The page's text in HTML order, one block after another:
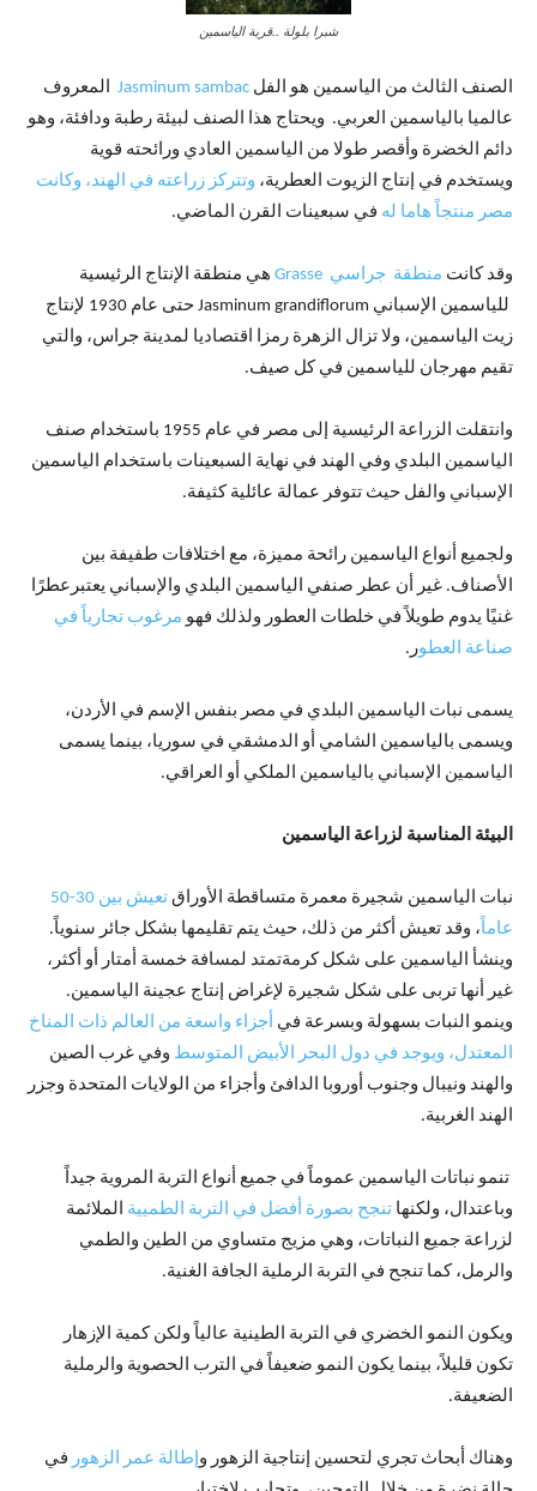
شبرا بلولة ..قرية الياسمين
الصنف الثالث من الياسمين هو الفل Jasminum sambac المعروف
عالميا بالياسمين العربي. ويحتاج هذا الصنف لبيئة رطبة ودافئة، وهو
دائم الخضرة وأقصر طولا من الياسمين العادي ورائحته قوية
ويستخدم في إنتاج الزيوت العطرية، وتتركز زراعته في الهند، وكانت
مصر منتجاً هاما له في سبعينات القرن الماضي.
وقد كانت منطقة جراسي Grasse
هي منطقة الإنتاج الرئيسية
للياسمين الإسباني Jasminum grandiflorum حتى عام 1930 لإنتاج
زيت الياسمين، ولا تزال الزهرة رمزا اقتصاديا لمدينة جراس، والتي
تقيم مهرجان للياسمين في كل صيف.
وانتقلت الزراعة الرئيسية إلى مصر في عام 1955 باستخدام صنف
الياسمين البلدي وفي الهند في نهاية السبعينات باستخدام الياسمين
الإسباني والفل حيث تتوفر عمالة عائلية كثيفة.
ولجميع أنواع الياسمين رائحة مميزة، مع اختلافات طفيفة بين
الأصناف. غير أن عطر صنفي الياسمين البلدي والإسباني يعتبرعطرًا
غنيًا يدوم طويلاً في خلطات العطور ولذلك فهو مرغوب تجارياً في
صناعة العطور.
يسمى نبات الياسمين البلدي في مصر بنفس الإسم في الأردن،
ويسمى بالياسمين الشامي أو الدمشقي في سوريا، بينما يسمى
الياسمين الإسباني بالياسمين الملكي أو العراقي.
البيئة المناسبة لزراعة الياسمين
نبات الياسمين شجيرة معمرة متساقطة الأوراق
تعيش بين 30-50
عاماً، وقد تعيش أكثر من ذلك، حيث يتم تقليمها بشكل جائر سنوياً.
وينشأ الياسمين على شكل كرمةتمتد لمسافة خمسة أمتار أو أكثر،
غير أنها تربى على شكل شجيرة لإغراض إنتاج عجينة الياسمين.
وينمو النبات بسهولة وبسرعة في أجزاء واسعة من العالم ذات المناخ
المعتدل، ويوجد في دول البحر الأبيض المتوسط وفي غرب الصين
والهند ونيبال وجنوب أوروبا الدافئ وأجزاء من الولايات المتحدة وجزر
الهند الغربية.
تنمو نباتات الياسمين عموماً في جميع أنواع التربة المروية جيداً
وباعتدال، ولكنها تنجح بصورة أفضل في التربة الطميية الملائمة
لزراعة جميع النباتات، وهي مزيج متساوي من الطين والطمي
والرمل، كما تنجح في التربة الرملية الجافة الغنية.
ويكون النمو الخضري في التربة الطينية عالياً ولكن كمية الإزهار
تكون قليلاً، بينما يكون النمو ضعيفاً في الترب الحصوية والرملية
الضعيفة.
وهناك أبحاث تجري لتحسين إنتاجية الزهور و إطالة عمر الزهور في